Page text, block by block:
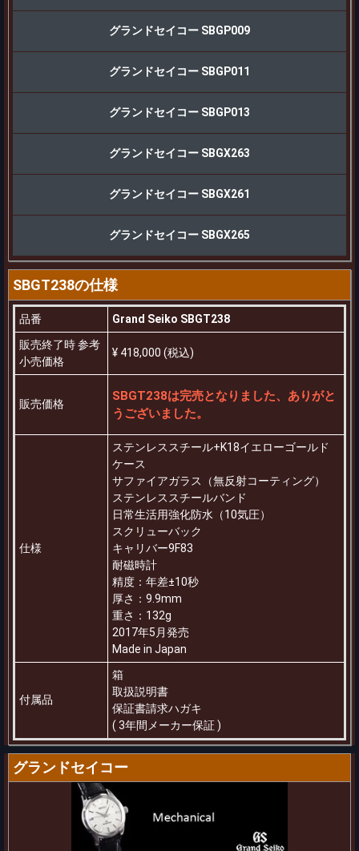
グランドセイコー SBGP009
グランドセイコー SBGP011
グランドセイコー SBGP013
グランドセイコー SBGX263
グランドセイコー SBGX261
グランドセイコー SBGX265
SBGT238の仕様
品番
Grand Seiko SBGT238
販売終了時 参考
小売価格
¥ 418,000 (税込)
販売価格
SBGT238は完売となりました、ありがと
うございました。
仕様
ステンレススチール+K18イエローゴールド
ケース
サファイアガラス（無反射コーティング）
ステンレススチールバンド
日常生活用強化防水（10気圧）
スクリューバック
キャリバー9F83
耐磁時計
精度：年差±10秒
厚さ：9.9mm
重さ：132g
2017年5月発売
Made in Japan
付属品
箱
取扱説明書
保証書請求ハガキ
( 3年間メーカー保証 )
グランドセイコー